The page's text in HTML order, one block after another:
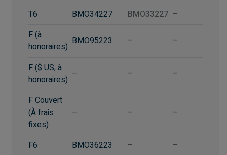
T6 BMO34227 BMO33227 –
F (à
honoraires) BMO95223 – –
F ($ US, à
honoraires) – – –
F Couvert
(À frais
fixes)
– – –
F6 BMO36223 – –